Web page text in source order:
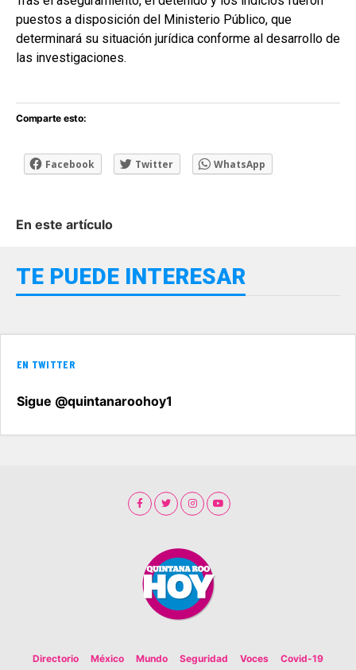
puestos a disposición del Ministerio Público, que
determinará su situación jurídica conforme al desarrollo de
las investigaciones.
Comparte esto:
Facebook Twitter WhatsApp
En este artículo
TE PUEDE INTERESAR
EN TWITTER
Sigue @quintanaroohoy1
Directorio México Mundo Seguridad Voces Covid-19